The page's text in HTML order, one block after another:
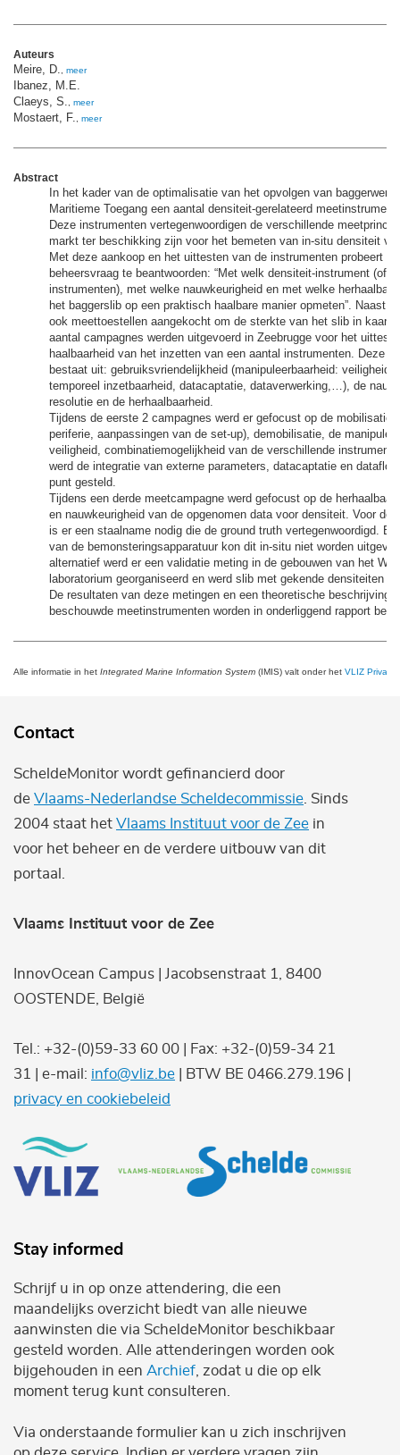
Auteurs
Meire, D. meer
Ibanez, M.E.
Claeys, S.
meer
Mostaert, F. meer
Abstract
In het kader van de optimalisatie van het opvolgen van
Maritieme Toegang een aantal densiteit-gerelateerd
Deze instrumenten vertegenwoordigen de verschillende
markt ter beschikking zijn voor het bemeten van in-situ densiteit
Met deze aankoop en het uittesten van de instrumenten probeert
beheersvraag te beantwoorden: “Met welk densiteit-instrument (of
instrumenten), met welke nauwkeurigheid en met welke
het baggerslib op een praktisch haalbare manier opmeten”. Naast
ook meettoestellen aangekocht om de sterkte van het slib in kaart
aantal campagnes werden uitgevoerd in Zeebrugge voor het
haalbaarheid van het inzetten van een aantal instrumenten. Deze
bestaat uit: gebruiksvriendelijkheid (manipuleerbaarheid: veiligheid,
temporeel inzetbaarheid, datacaptatie, dataverwerking,…), de
resolutie en de herhaalbaarheid.
Tijdens de eerste 2 campagnes werd er gefocust op de mobilisatie
periferie, aanpassingen van de set-up), demobilisatie, de
veiligheid, combinatiemogelijkheid van de verschillende
werd de integratie van externe parameters, datacaptatie en
punt gesteld.
Tijdens een derde meetcampagne werd gefocust op de
en nauwkeurigheid van de opgenomen data voor densiteit. Voor de
is er een staalname nodig die de ground truth vertegenwoordigd.
van de bemonsteringsapparatuur kon dit in-situ niet worden
alternatief werd er een validatie meting in de gebouwen van het
laboratorium georganiseerd en werd slib met gekende densiteiten
De resultaten van deze metingen en een theoretische beschrijving
beschouwde meetinstrumenten worden in onderliggend rapport
Alle informatie in het Integrated Marine Information System (IMIS) valt onder het VLIZ Privacy
Contact
ScheldeMonitor wordt gefinancierd door
de Vlaams-Nederlandse Scheldecommissie . Sinds
2004 staat het Vlaams Instituut voor de Zee in
voor het beheer en de verdere uitbouw van dit
portaal.
Vlaams Instituut voor de Zee
InnovOcean Campus | Jacobsenstraat 1, 8400
OOSTENDE, België
Tel.: +32-(0)59-33 60 00 | Fax: +32-(0)59-34 21
31 | e-mail: info@vliz.be | BTW BE 0466.279.196 |
privacy en cookiebeleid
Stay informed
Schrijf u in op onze attendering, die een
maandelijks overzicht biedt van alle nieuwe
aanwinsten die via ScheldeMonitor beschikbaar
gesteld worden. Alle attenderingen worden ook
bijgehouden in een Archief , zodat u die op elk
moment terug kunt consulteren.
Via onderstaande formulier kan u zich inschrijven